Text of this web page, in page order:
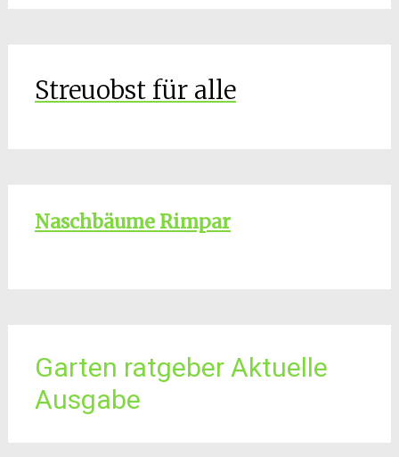
Streuobst für alle
Naschbäume Rimpar
Garten ratgeber Aktuelle
Ausgabe